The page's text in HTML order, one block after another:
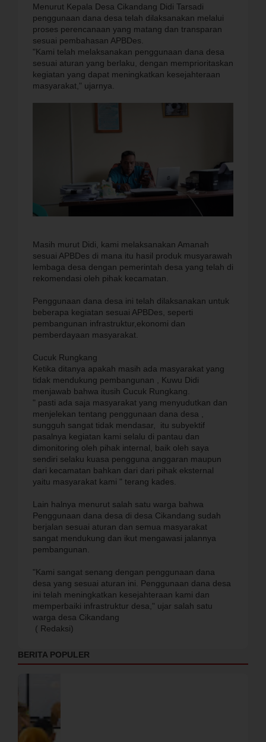
Menurut Kepala Desa Cikandang Didi Tarsadi
penggunaan dana desa telah dilaksanakan melalui
proses perencanaan yang matang dan transparan
sesuai pembahasan APBDes.
"Kami telah melaksanakan penggunaan dana desa
sesuai aturan yang berlaku, dengan memprioritaskan
kegiatan yang dapat meningkatkan kesejahteraan
masyarakat," ujarnya.
Masih murut Didi, kami melaksanakan Amanah
sesuai APBDes di mana itu hasil produk musyarawah
lembaga desa dengan pemerintah desa yang telah di
rekomendasi oleh pihak kecamatan.
Penggunaan dana desa ini telah dilaksanakan untuk
beberapa kegiatan sesuai APBDes, seperti
pembangunan infrastruktur,ekonomi dan
pemberdayaan masyarakat.
Cucuk Rungkang
Ketika ditanya apakah masih ada masyarakat yang
tidak mendukung pembangunan , Kuwu Didi
menjawab bahwa itusih Cucuk Rungkang.
" pasti ada saja masyarakat yang menyudutkan dan
menjelekan tentang penggunaan dana desa ,
sungguh sangat tidak mendasar, itu subyektif
pasalnya kegiatan kami selalu di pantau dan
dimonitoring oleh pihak internal, baik oleh saya
sendiri selaku kuasa pengguna anggaran maupun
dari kecamatan bahkan dari dari pihak eksternal
yaitu masyarakat kami " terang kades.
Lain halnya menurut salah satu warga bahwa
Penggunaan dana desa di desa Cikandang sudah
berjalan sesuai aturan dan semua masyarakat
sangat mendukung dan ikut mengawasi jalannya
pembangunan.
"Kami sangat senang dengan penggunaan dana
desa yang sesuai aturan ini. Penggunaan dana desa
ini telah meningkatkan kesejahteraan kami dan
memperbaiki infrastruktur desa," ujar salah satu
warga desa Cikandang
( Redaksi)
BERITA POPULER